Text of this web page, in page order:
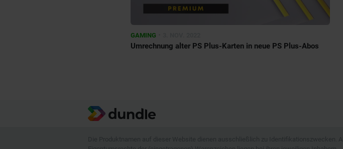
GAMING
Umrechnung alter PS Plus-Karten in neue PS Plus-Abos